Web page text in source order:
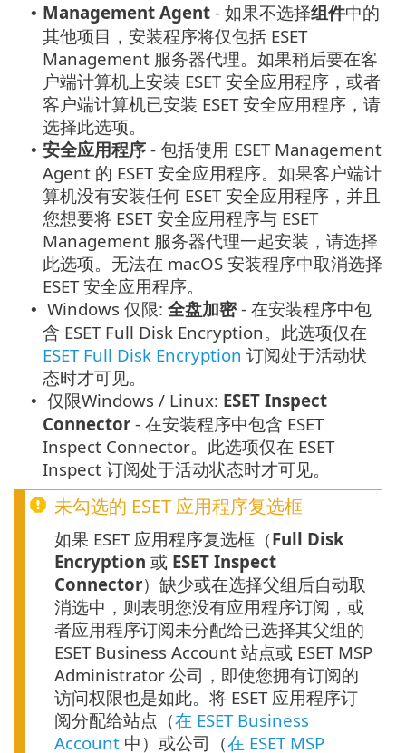
• Management Agent - 如果不选择组件中的
其他项目，安装程序将仅包括 ESET
Management 服务器代理。如果稍后要在客
户端计算机上安装 ESET 安全应用程序，或者
客户端计算机已安装 ESET 安全应用程序，请
选择此选项。
• 安全应用程序 - 包括使用 ESET Management
Agent 的 ESET 安全应用程序。如果客户端计
算机没有安装任何 ESET 安全应用程序，并且
您想要将 ESET 安全应用程序与 ESET
Management 服务器代理一起安装，请选择
此选项。无法在 macOS 安装程序中取消选择
ESET 安全应用程序。
• Windows 仅限: 全盘加密- 在安装程序中包
含 ESET Full Disk Encryption。此选项仅在
ESET Full Disk Encryption 订阅处于活动状
态时才可见。
• 仅限Windows / Linux: ESET Inspect
Connector - 在安装程序中包含 ESET
Inspect Connector。此选项仅在 ESET
Inspect 订阅处于活动状态时才可见。
未勾选的 ESET 应用程序复选框
如果 ESET 应用程序复选框（Full Disk
Encryption 或 ESET Inspect
Connector）缺少或在选择父组后自动取
消选中，则表明您没有应用程序订阅，或
者应用程序订阅未分配给已选择其父组的
ESET Business Account 站点或 ESET MSP
Administrator 公司，即使您拥有订阅的
访问权限也是如此。将 ESET 应用程序订
阅分配给站点（在 ESET Business
Account 中）或公司（在 ESET MSP